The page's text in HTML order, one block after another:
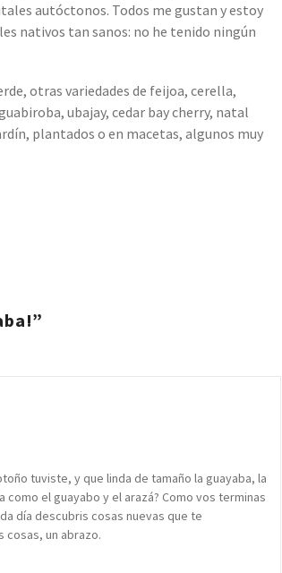
autóctonos. Todos me gustan y estoy
nativos tan sanos: no he tenido ningún
otras variedades de feijoa, cerella,
ubajay, cedar bay cherry, natal
plantados o en macetas, algunos muy
tuviste, y que linda de tamaño la guayaba, la
el guayabo y el arazá? Como vos terminas
día descubris cosas nuevas que te
cosas, un abrazo.